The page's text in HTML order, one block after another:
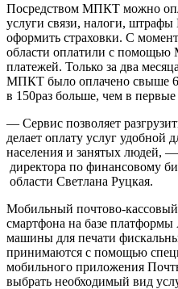
Посредством МПКТ можно
услуги связи, налоги,
оформить страховки. С
области оплатили с
платежей. Только за два
МПКТ было оплачено свыше
в 150раз больше, чем в
— Сервис позволяет
делает оплату услуг
населения и занятых людей, —
директора по финансовому
области Светлана Руцкая.
Мобильный почтово-кассовый
смартфона на базе
машины для печати
принимаются с помощью
мобильного приложения
выбрать необходимый вид